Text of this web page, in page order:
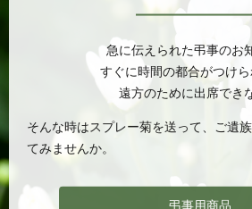
急に伝えられた弔事のお
すぐに時間の都合がつけら
遠方のために出席でき
そんな時はスプレー菊を送って、ご遺
てみませんか。
弔事用商品